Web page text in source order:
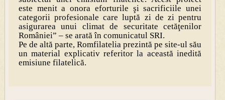
este menit a onora eforturile şi sacrificiile unei
categorii profesionale care luptă zi de zi pentru
asigurarea unui climat de securitate cetăţenilor
României” – se arată în comunicatul SRI.
Pe de altă parte, Romfilatelia prezintă pe site-ul său
un material explicativ referitor la această inedită
emisiune filatelică.